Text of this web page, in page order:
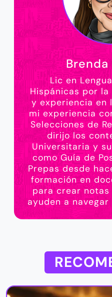
Lic en
Hispánicas por la
y experiencia en
mi experiencia
Selecciones de
dirijo los
Universitaria y
como Guía de
Prepas desde
formación en
para crear
ayuden a